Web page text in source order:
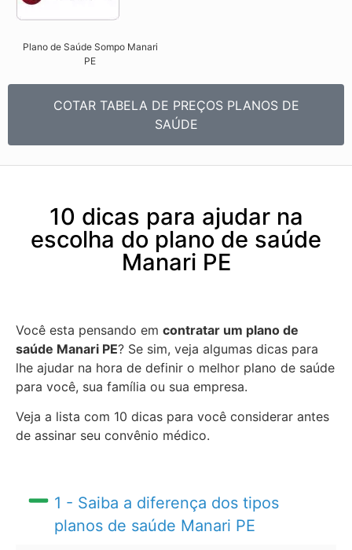
Plano de Saúde Sompo Manari
PE​
COTAR TABELA DE PREÇOS PLANOS DE
SAÚDE
10 dicas para ajudar na
escolha do plano de saúde
Manari PE
Você esta pensando em contratar um plano de
saúde Manari PE? Se sim, veja algumas dicas para
lhe ajudar na hora de definir o melhor plano de saúde
para você, sua família ou sua empresa.
Veja a lista com 10 dicas para você considerar antes
de assinar seu convênio médico.
1 - Saiba a diferença dos tipos
planos de saúde Manari PE